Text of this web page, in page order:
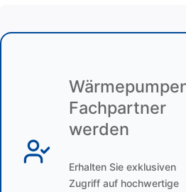
Fachpartner
werden
Erhalten Sie exklusiven
Zugriff auf hochwertige